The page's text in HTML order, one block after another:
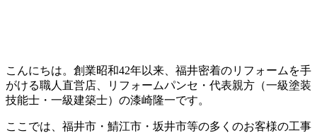
こんにちは。創業昭和42年以来、福井密着のリフォームを手
がける職人直営店、リフォームパンセ・代表親方（一級塗装
技能士・一級建築士）の漆崎隆一です。
ここでは、福井市・鯖江市・坂井市等の多くのお客様の工事